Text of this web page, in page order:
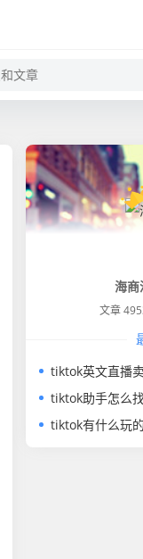
海商
文章
tiktok英文直播卖衣服
tiktok助手怎么
tiktok有什么玩的